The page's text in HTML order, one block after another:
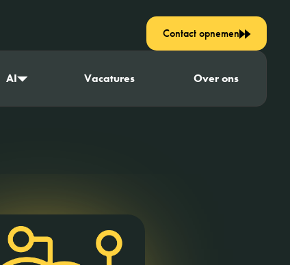
AI Vacatures Over ons
Contact opnemen